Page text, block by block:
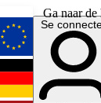
Ga naar
English
Deutsch
Se